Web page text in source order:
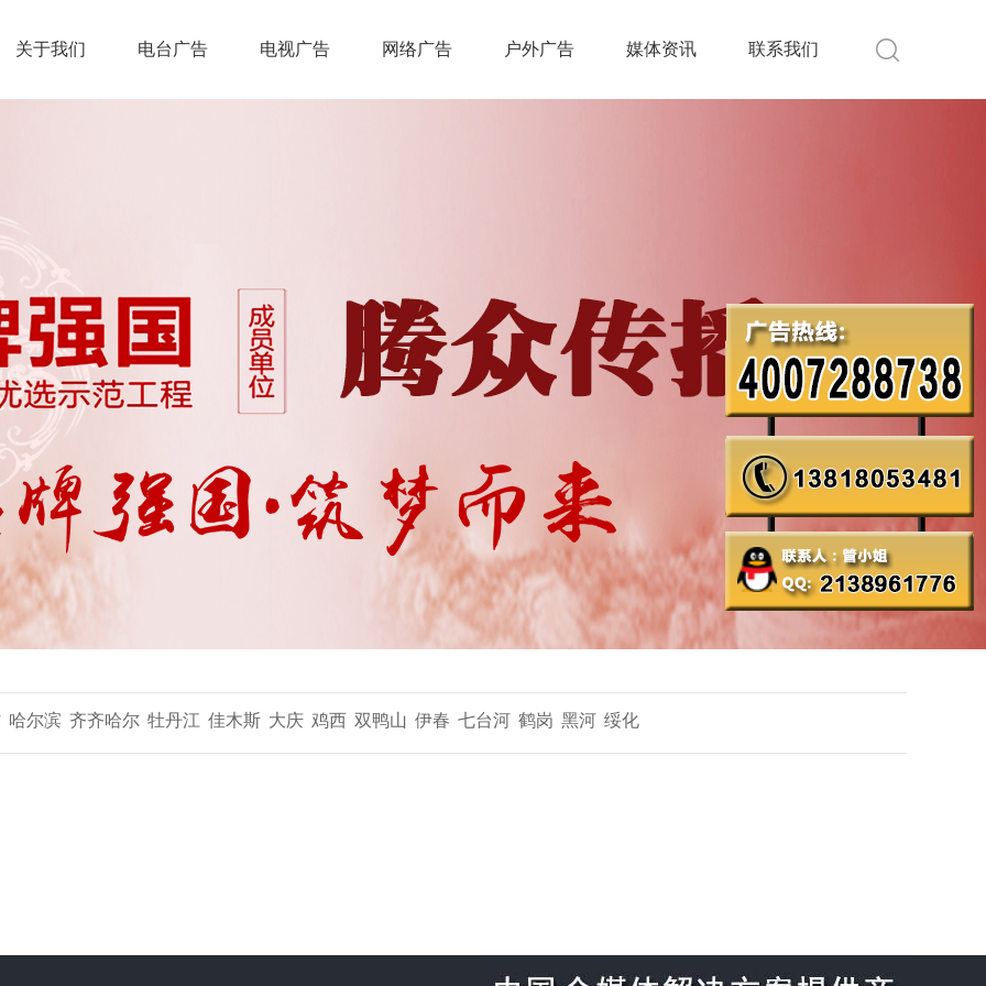
关于我们 电台广告 电视广告 网络广告 户外广告 媒体资讯 联系我们
哈尔滨 齐齐哈尔 牡丹江 佳木斯 大庆 鸡西 双鸭山 伊春 七台河 鹤岗 黑河 绥化